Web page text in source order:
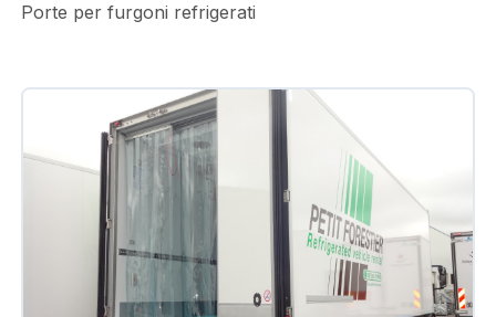
Porte per furgoni refrigerati